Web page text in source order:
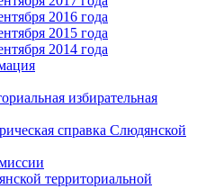
2016 года
2015 года
2014 года
избирательная
справка Слюдянской
территориальной